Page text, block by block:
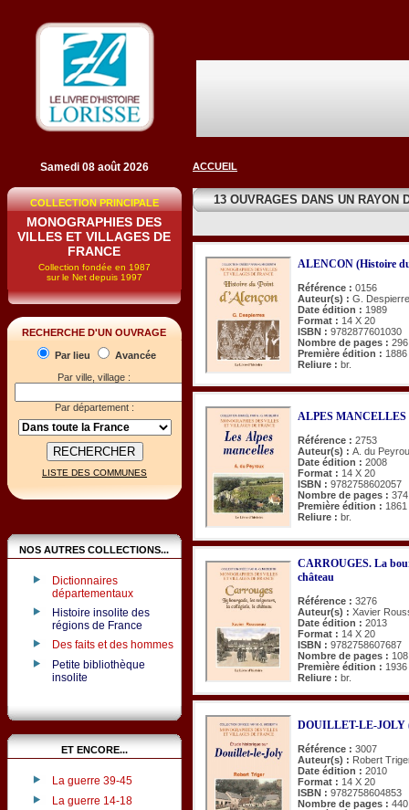
Samedi 08 août 2026
COLLECTION PRINCIPALE
MONOGRAPHIES DES
VILLES ET VILLAGES DE
FRANCE
Collection fondée en 1987
sur le Net depuis 1997
RECHERCHE D'UN OUVRAGE
Par lieu
Avancée
Par ville, village :
Par département :
LISTE DES COMMUNES
NOS AUTRES COLLECTIONS...
Dictionnaires
départementaux
Histoire insolite des
régions de France
Des faits et des hommes
Petite bibliothèque
insolite
ET ENCORE...
La guerre 39-45
La guerre 14-18
ACCUEIL
13 OUVRAGES DANS UN RAYON
ALENCON (Histoire
Référence : 0156
Auteur(s) : G.
Date édition : 1989
Format : 14 X 20
ISBN : 9782877601030
Nombre de pages : 296
Première édition : 1886
Reliure : br.
ALPES MANCELLES
Référence : 2753
Auteur(s) : A. du
Date édition : 2008
Format : 14 X 20
ISBN : 9782758602057
Nombre de pages : 374
Première édition : 1861
Reliure : br.
CARROUGES. La
château
Référence : 3276
Auteur(s) : Xavier
Date édition : 2013
Format : 14 X 20
ISBN : 9782758607687
Nombre de pages : 108
Première édition :
Reliure : br.
DOUILLET-LE-JOLY
Référence : 3007
Auteur(s) : Robert
Date édition : 2010
Format : 14 X 20
ISBN : 9782758604853
Nombre de pages : 440